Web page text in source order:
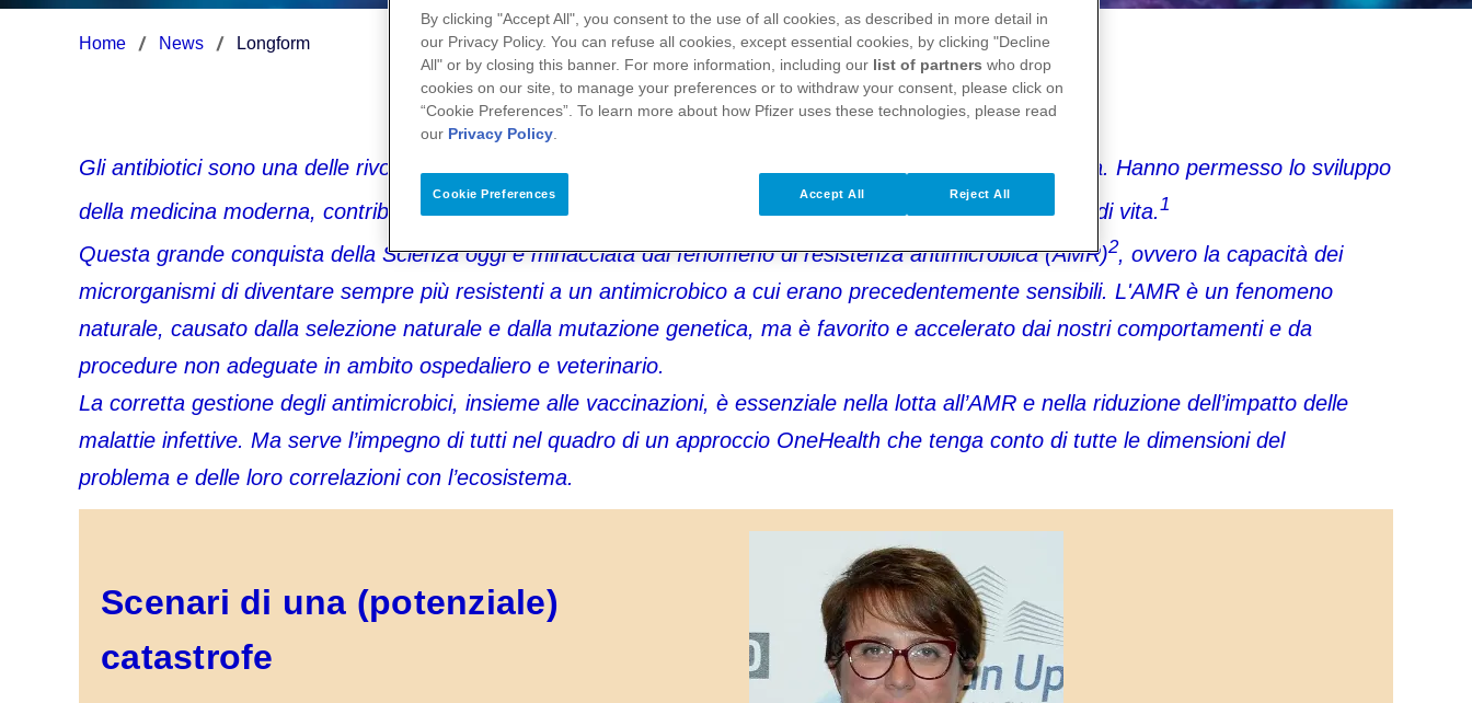
Home News Longform
Gli antibiotici sono una delle rivoluzioni più importanti nella storia non solo della Medicina, ma dell’Umanità. Hanno permesso lo sviluppo
della medicina moderna, contribuendo alla riduzione dei tassi di mortalità ed al raddoppio dell'aspettativa di vita.1
Questa grande conquista della Scienza oggi è minacciata dal fenomeno di resistenza antimicrobica (AMR)2, ovvero la capacità dei
microrganismi di diventare sempre più resistenti a un antimicrobico a cui erano precedentemente sensibili. L'AMR è un fenomeno
naturale, causato dalla selezione naturale e dalla mutazione genetica, ma è favorito e accelerato dai nostri comportamenti e da
procedure non adeguate in ambito ospedaliero e veterinario.
La corretta gestione degli antimicrobici, insieme alle vaccinazioni, è essenziale nella lotta all’AMR e nella riduzione dell’impatto delle
malattie infettive. Ma serve l’impegno di tutti nel quadro di un approccio OneHealth che tenga conto di tutte le dimensioni del
problema e delle loro correlazioni con l’ecosistema.
Scenari di una (potenziale)
catastrofe
By clicking "Accept All", you consent to the use of all cookies, as described in more detail in
our Privacy Policy. You can refuse all cookies, except essential cookies, by clicking "Decline
All" or by closing this banner. For more information, including our list of partners who drop
cookies on our site, to manage your preferences or to withdraw your consent, please click on
“Cookie Preferences”. To learn more about how Pfizer uses these technologies, please read
our Privacy Policy
Cookie Preferences Reject All
Accept All